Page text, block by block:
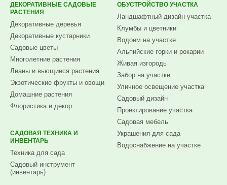
ДЕКОРАТИВНЫЕ САДОВЫЕ
РАСТЕНИЯ
Декоративные деревья
Декоративные кустарники
Садовые цветы
Многолетние растения
Лианы и вьющиеся растения
Экзотические фрукты и овощи
Домашние растения
Флористика и декор
САДОВАЯ ТЕХНИКА И
ИНВЕНТАРЬ
Техника для сада
Садовый инструмент
(инвентарь)
ОБУСТРОЙСТВО УЧАСТКА
Ландшафтный дизайн участка
Клумбы и цветники
Водоем на участке
Альпийские горки и рокарии
Живая изгородь
Забор на участке
Уличное освещение участка
Садовый дизайн
Проектирование участка
Садовая мебель
Украшения для сада
Водоснабжение на участке